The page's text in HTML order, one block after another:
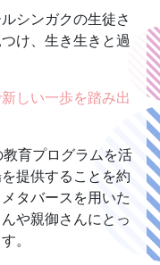
シンガクの生徒さ
け、生き生きと過
しい一歩を踏み出
育プログラムを活
提供することを約
タバースを用いた
や親御さんにとっ
。